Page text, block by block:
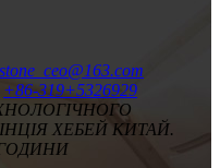
+86-319+5326929
ХЕБЕЙ КИТАЙ.
ГОДИНИ